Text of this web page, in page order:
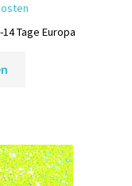
Tage Europa
auf.
Die